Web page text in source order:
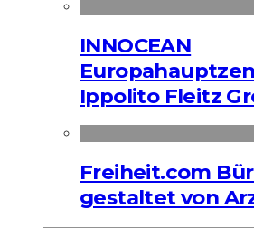
INNOCEAN
Ippolito Fleitz
Freiheit.com
gestaltet von